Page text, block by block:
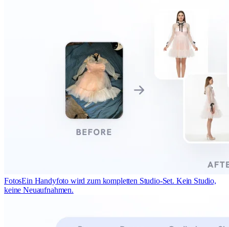
FotosEin Handyfoto wird zum kompletten Studio-Set. Kein Studio,
keine Neuaufnahmen.